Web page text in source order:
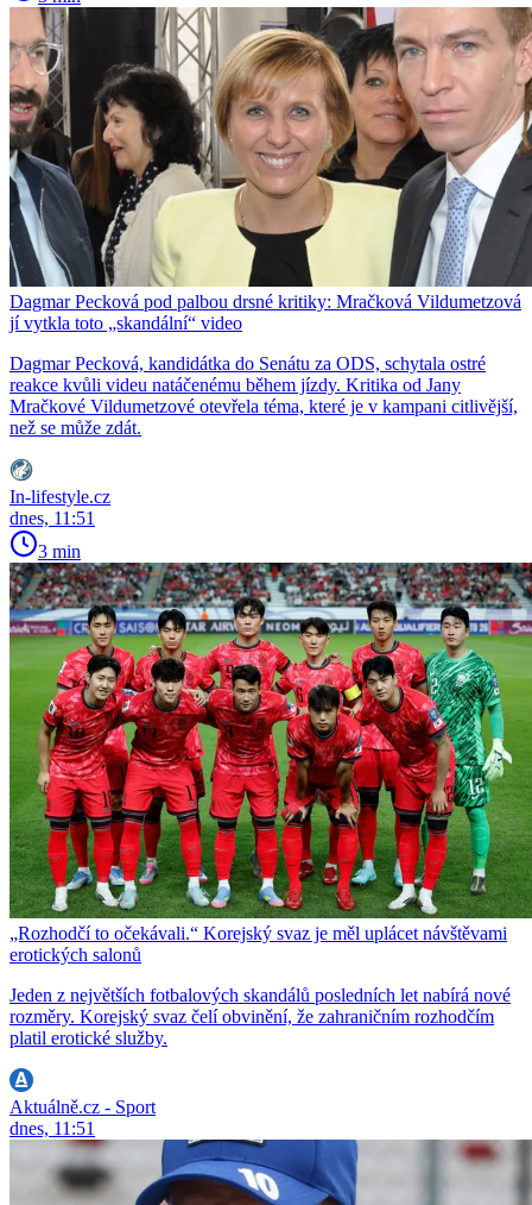
Dagmar Pecková pod palbou drsné kritiky: Mračková Vildumetzová
jí vytkla toto „skandální“ video
Dagmar Pecková, kandidátka do Senátu za ODS, schytala ostré
reakce kvůli videu natáčenému během jízdy. Kritika od Jany
Mračkové Vildumetzové otevřela téma, které je v kampani citlivější,
než se může zdát.
In-lifestyle.cz
dnes, 11:51
3 min
„Rozhodčí to očekávali.“ Korejský svaz je měl uplácet návštěvami
erotických salonů
Jeden z největších fotbalových skandálů posledních let nabírá nové
rozměry. Korejský svaz čelí obvinění, že zahraničním rozhodčím
platil erotické služby.
Aktuálně.cz - Sport
dnes, 11:51